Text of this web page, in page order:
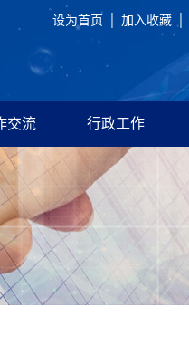
设为首页 加入收藏
交流 行政工作